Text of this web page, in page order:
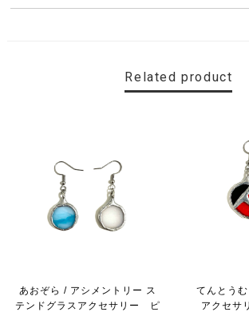
Related product
あおぞら / アシメントリー ス
テンドグラスアクセサリー ピ
てんとう
アクセ